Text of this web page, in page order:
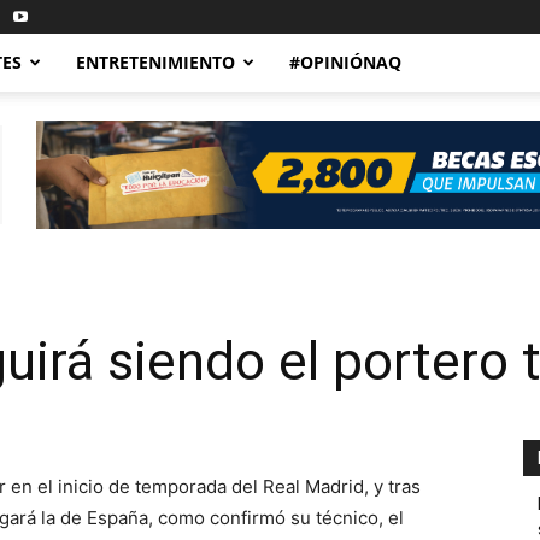
ENTRETENIMIENTO #OPINIÓNAQ
siendo el portero
el inicio de temporada del Real Madrid, y tras
la de España, como confirmó su técnico, el